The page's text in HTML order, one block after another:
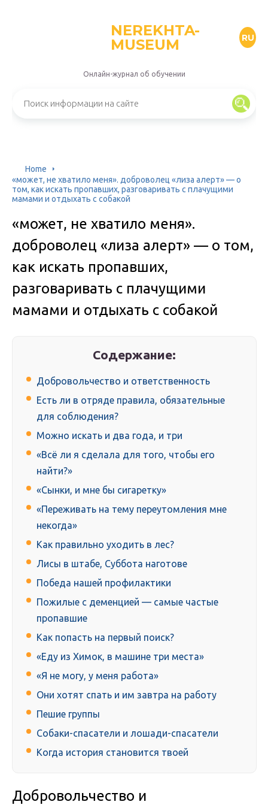
NEREKHTA-
MUSEUM
RU
Онлайн-журнал об обучении
Home
«может, не хватило меня». доброволец «лиза алерт» — о
том, как искать пропавших, разговаривать с плачущими
мамами и отдыхать с собакой
«может, не хватило меня».
доброволец «лиза алерт» — о том,
как искать пропавших,
разговаривать с плачущими
мамами и отдыхать с собакой
Содержание:
Добровольчество и ответственность
Есть ли в отряде правила, обязательные
для соблюдения?
Можно искать и два года, и три
«Всё ли я сделала для того, чтобы его
найти?»
«Сынки, и мне бы сигаретку»
«Переживать на тему переутомления мне
некогда»
Как правильно уходить в лес?
Лисы в штабе, Суббота наготове
Победа нашей профилактики
Пожилые с деменцией — самые частые
пропавшие
Как попасть на первый поиск?
«Еду из Химок, в машине три места»
«Я не могу, у меня работа»
Они хотят спать и им завтра на работу
Пешие группы
Собаки-спасатели и лошади-спасатели
Когда история становится твоей
Добровольчество и